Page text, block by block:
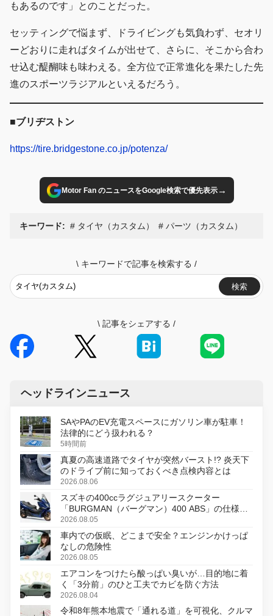
もあるのです」とのことだった。
セッティングで悩まず、ドライビングも気負わず、セオリ
ーどおりに走ればタイムが出せて、さらに、そこから合わ
せ込む醍醐味も味わえる。全方位で正常進化を果たした先
進のスポーツラジアルといえるだろう。
■ブリヂストン
https://tire.bridgestone.co.jp/potenza/
Motor Fan のニュースをGoogle検索で優先表示→
キーワード: タイヤ（カスタム） パーツ（カスタム）
\ キーワードで記事を検索する /
検索
\ 記事をシェアする /
ヘッドラインニュース
SAやPAのEV充電スペースにガソリン車が駐車！
法律的にどう扱われる？
5時間前
真夏の高速道路でタイヤが突然バースト!? 炎天下
のドライブ前に知っておくべき点検内容とは
2026.08.06
スズキの400ccラグジュアリースクーター
「BURGMAN（バーグマン）400 ABS」の仕様を
変更し、8月18日に発売
2026.08.05
車内での仮眠、どこまで安全？エンジンかけっぱ
なしの危険性
2026.08.05
エアコンをつけたら酸っぱい臭いが…目的地に着
く「3分前」のひと工夫でカビを防ぐ方法
2026.08.04
令和8年熊本地震で「通れる道」を可視化、クルマ